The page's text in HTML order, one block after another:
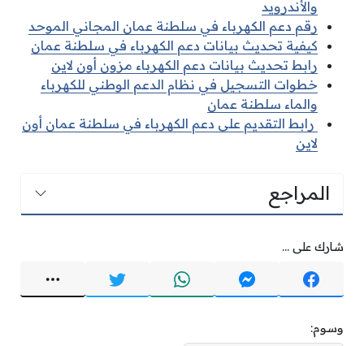
والأندرويد
رقم دعم الكهرباء في سلطنة عمان المجاني الموحد
كيفية تحديث بيانات دعم الكهرباء في سلطنة عمان
رابط تحديث بيانات دعم الكهرباء مزون أون لاين
خطوات التسجيل في نظام الدعم الوطني للكهرباء
والماء سلطنة عمان
رابط التقديم على دعم الكهرباء في سلطنة عمان أون
لاين
المراجع
شارك على ...
وسوم: